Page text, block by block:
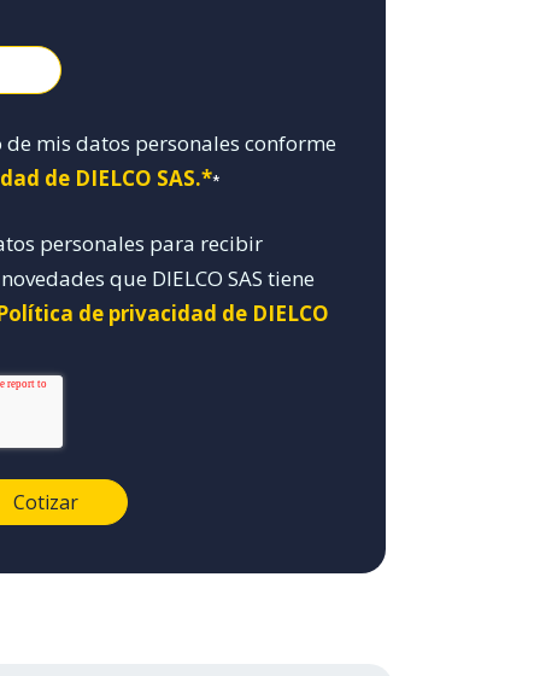
mis datos personales conforme
de DIELCO SAS.**
personales para recibir
que DIELCO SAS tiene
de privacidad de DIELCO